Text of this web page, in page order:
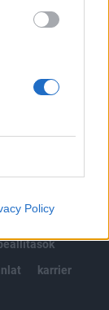
Policy
karrier